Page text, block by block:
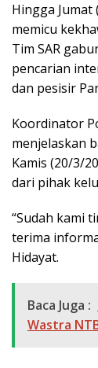
Hingga Jumat
memicu
Tim SAR
pencarian
dan pesisir
Koordinator
menjelaskan
Kamis (20/3/
dari pihak
“Sudah kami
terima
Hidayat.
Baca Juga :
Wastra